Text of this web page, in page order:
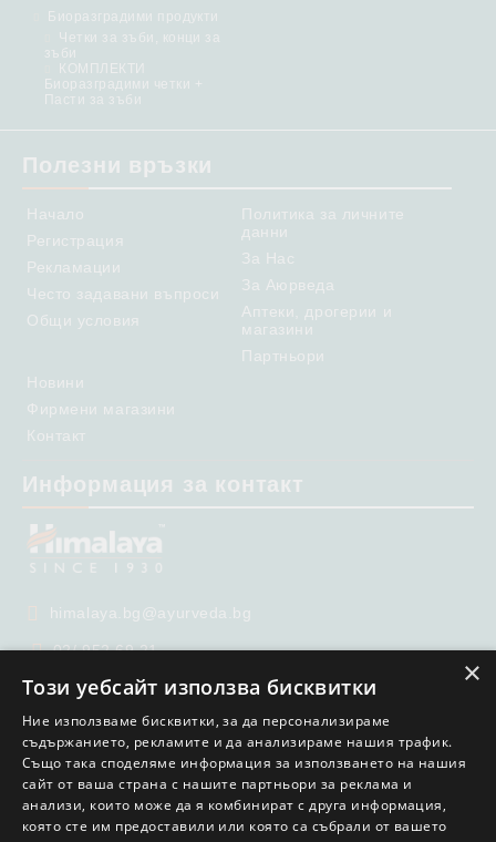
Биоразградими продукти
Четки за зъби, конци за
зъби
КОМПЛЕКТИ
Биоразградими четки +
Пасти за зъби
Полезни връзки
Начало
Регистрация
Рекламации
Често задавани въпроси
Общи условия
Политика за личните
данни
За Нас
За Аюрведа
Аптеки, дрогерии и
магазини
Партньори
Новини
Фирмени магазини
Контакт
Информация за контакт
himalaya.bg@ayurveda.bg
02/ 952 69 21
02/ 951 65 99 ×
Този уебсайт използва бисквитки
Ние използваме бисквитки, за да персонализираме
съдържанието, рекламите и да анализираме нашия трафик.
Също така споделяме информация за използването на нашия
сайт от ваша страна с нашите партньори за реклама и
анализи, които може да я комбинират с друга информация,
която сте им предоставили или която са събрали от вашето